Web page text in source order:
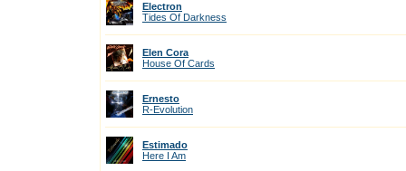
Electron
Tides Of Darkness
Elen Cora
House Of Cards
Ernesto
R-Evolution
Estimado
Here I Am